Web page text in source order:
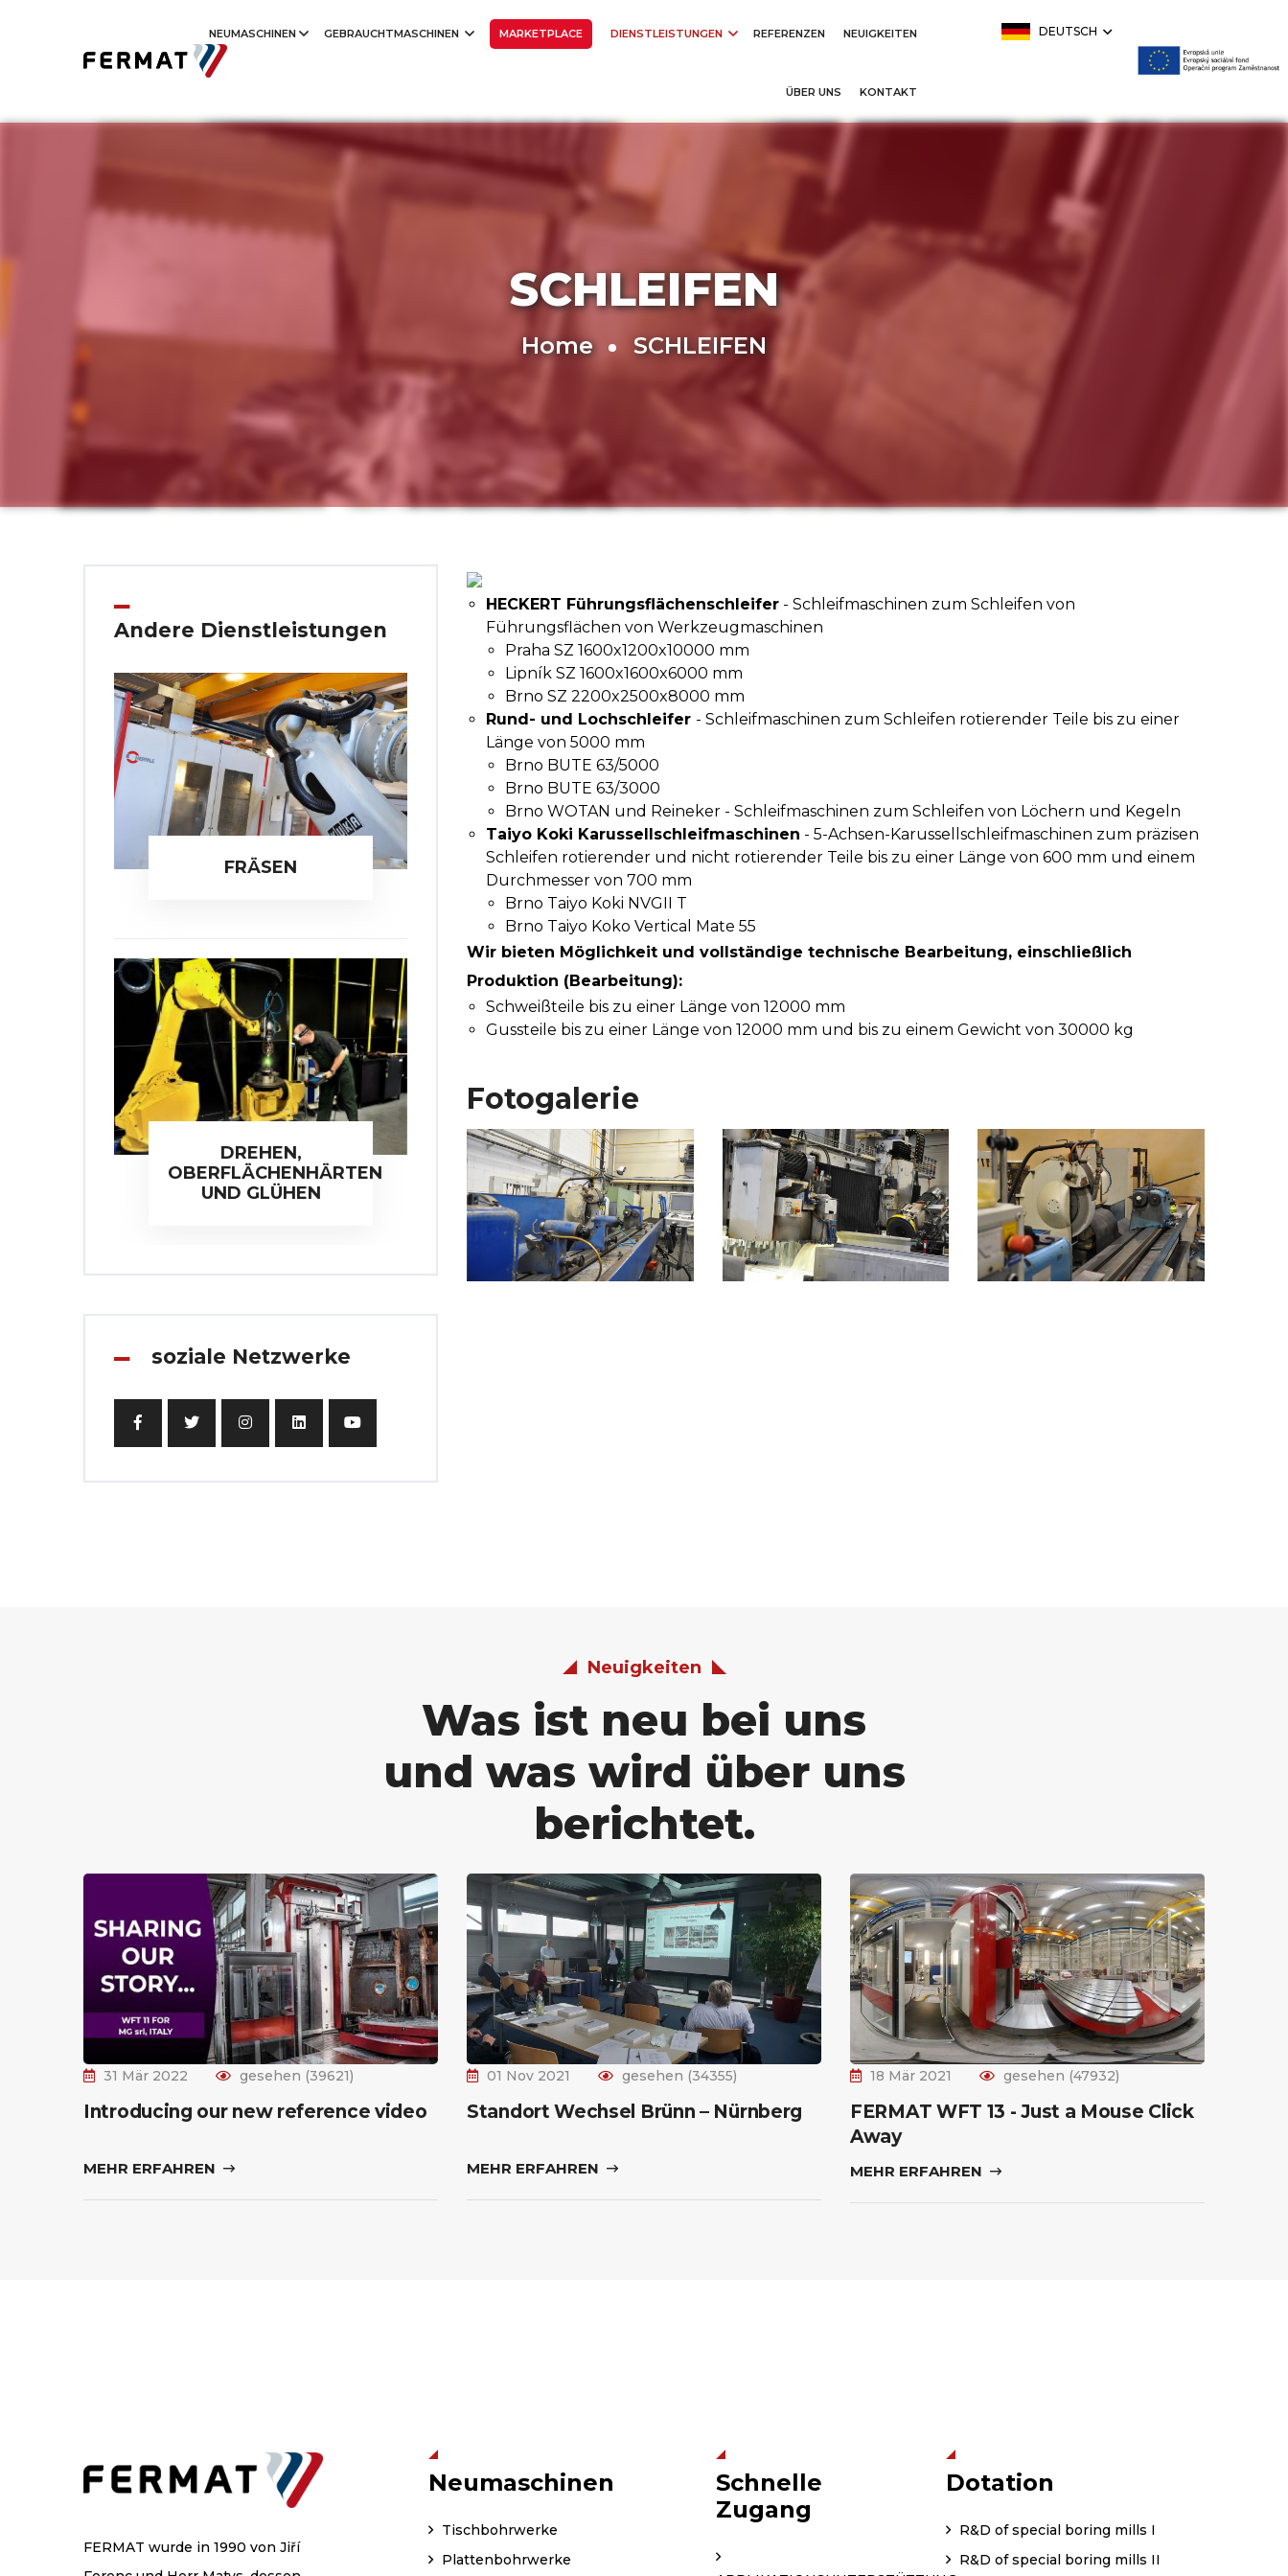
NEUMASCHINEN GEBRAUCHTMASCHINEN MARKETPLACE DIENSTLEISTUNGEN REFERENZEN NEUIGKEITEN
ÜBER UNS KONTAKT
DEUTSCH
SCHLEIFEN
Home SCHLEIFEN
Andere Dienstleistungen
FRÄSEN
DREHEN,
OBERFLÄCHENHÄRTEN
UND GLÜHEN
soziale Netzwerke
HECKERT Führungsflächenschleifer - Schleifmaschinen zum Schleifen von
Führungsflächen von Werkzeugmaschinen
Praha SZ 1600x1200x10000 mm
Lipník SZ 1600x1600x6000 mm
Brno SZ 2200x2500x8000 mm
Rund- und Lochschleifer - Schleifmaschinen zum Schleifen rotierender Teile bis zu einer
Länge von 5000 mm
Brno BUTE 63/5000
Brno BUTE 63/3000
Brno WOTAN und Reineker - Schleifmaschinen zum Schleifen von Löchern und Kegeln
Taiyo Koki Karussellschleifmaschinen - 5-Achsen-Karussellschleifmaschinen zum präzisen
Schleifen rotierender und nicht rotierender Teile bis zu einer Länge von 600 mm und einem
Durchmesser von 700 mm
Brno Taiyo Koki NVGII T
Brno Taiyo Koko Vertical Mate 55
Wir bieten Möglichkeit und vollständige technische Bearbeitung, einschließlich
Produktion (Bearbeitung):
Schweißteile bis zu einer Länge von 12000 mm
Gussteile bis zu einer Länge von 12000 mm und bis zu einem Gewicht von 30000 kg
Fotogalerie
Neuigkeiten
Was ist neu bei uns
und was wird über uns
berichtet.
31 Mär 2022 gesehen (39621)
Introducing our new reference video
MEHR ERFAHREN
01 Nov 2021 gesehen (34355)
Standort Wechsel Brünn – Nürnberg
MEHR ERFAHREN
18 Mär 2021 gesehen (47932)
FERMAT WFT 13 - Just a Mouse Click
Away
MEHR ERFAHREN
FERMAT wurde in 1990 von Jiří
Neumaschinen
Tischbohrwerke
Plattenbohrwerke
Schnelle
Zugang
Dotation
R&D of special boring mills I
R&D of special boring mills II